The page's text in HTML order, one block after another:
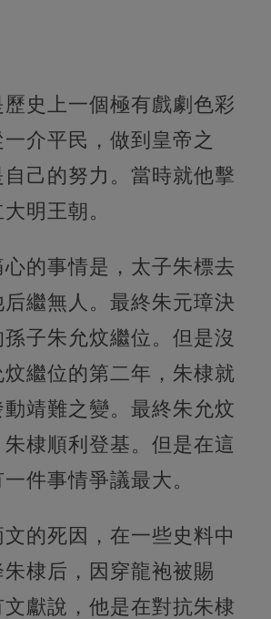
史上一個極有戲劇色彩
介平民，做到皇帝之
己的努力。當時就他擊
明王朝。
的事情是， 太子朱標去
繼無人。最終朱元璋決
子朱允炆繼位。但是沒
繼位的第二年，朱棣就
靖難之變。最終朱允炆
棣順利登基。 但是在這
件事情爭議最大。
的死因，在一些史料中
棣后，因穿龍袍被賜
獻說，他是在對抗朱棣